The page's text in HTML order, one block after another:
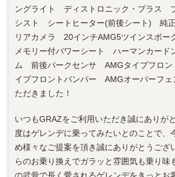
ングライト ディストロニック・プラス
シスト シートヒーター(前後シート) 純
リアカメラ 20インチAMG5ツインスポー
メモリー付パワーシート ハーマンカード
ム 前後パークセンサ AMGタイプフロ
イプフロントバンパー AMGオーバーフェ
ただきました！
いつもGRAZをご利用いただき誠にありが
度はゲレンデに乗ってみたいとのことで、
め様々なご提案を頂き誠にありがとうござ
らのお乗り換えでガラッと雰囲気も乗り味